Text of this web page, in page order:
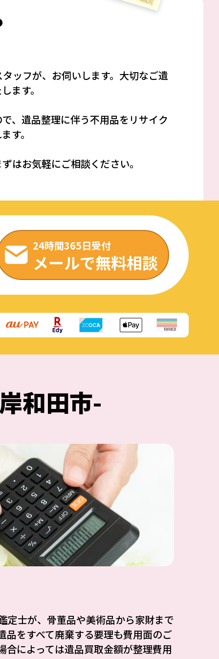
ッフが、お伺いします。大切なご遺
ます。
、遺品整理に伴う不用品をリサイク
す。
はお気軽にご相談ください。
24時間365日受付
メールで無料相談
和田市-
定士が、骨董品や美術品から家財まで
品をすべて廃棄する要理も費用面のご
合によっては遺品買取金額が整理費用